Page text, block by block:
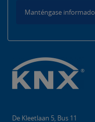
Manténgase informado
De Kleetlaan 5, Bus 11